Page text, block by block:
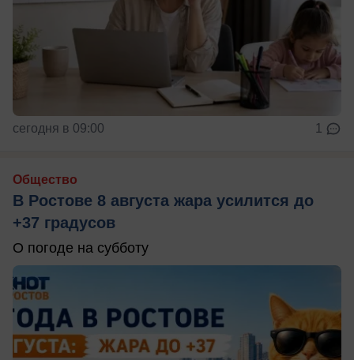
сегодня в 09:00 1
Общество
В Ростове 8 августа жара усилится до
+37 градусов
О погоде на субботу